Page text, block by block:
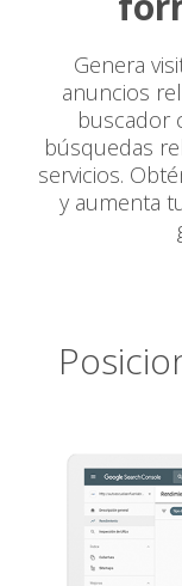
Genera
anuncios
buscador
búsquedas
servicios.
y aumenta